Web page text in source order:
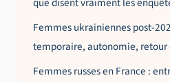
Femmes ukrainiennes post-
temporaire, autonomie,
Femmes russes en France :